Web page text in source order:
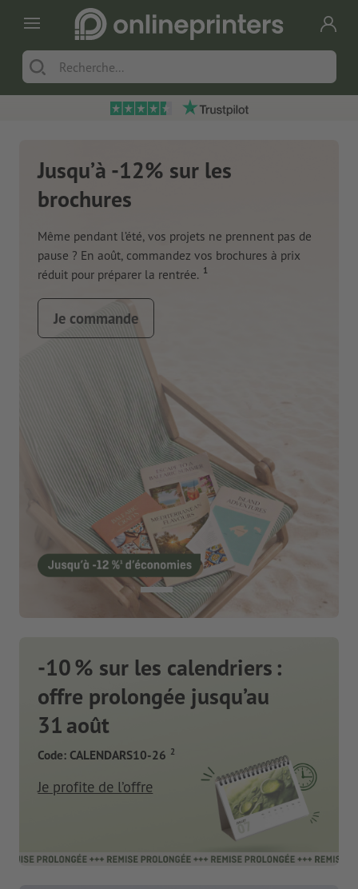
Jusqu’à -12% sur les
brochures
Même pendant l’été, vos projets ne prennent pas de
pause ? En août, commandez vos brochures à prix
réduit pour préparer la rentrée. 1
Je commande
-10 % sur les calendriers :
offre prolongée jusqu’au
31 août
Code: CALENDARS10-26 2
Je profite de l’offre